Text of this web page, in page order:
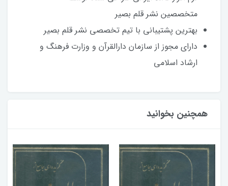
متخصصین نشر قلم بصیر
بهترین پشتیبانی با تیم تخصصی نشر قلم بصیر
دارای مجوز از سازمان دارالقرآن و وزارت فرهنگ و
ارشاد اسلامی
همچنین بخوانید